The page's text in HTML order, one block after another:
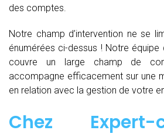
des comptes.
Notre champ d’intervention ne se
énumérées ci-dessus ! Notre équipe
couvre un large champ de
accompagne efficacement sur une
en relation avec la gestion de votre
Chez